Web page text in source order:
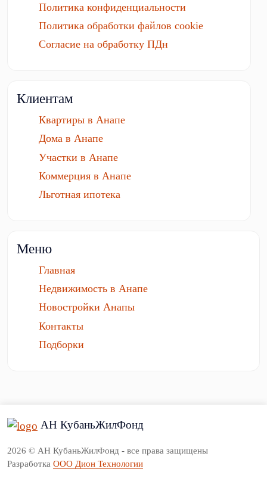
Политика конфиденциальности
Политика обработки файлов cookie
Согласие на обработку ПДн
Клиентам
Квартиры в Анапе
Дома в Анапе
Участки в Анапе
Коммерция в Анапе
Льготная ипотека
Меню
Главная
Недвижимость в Анапе
Новостройки Анапы
Контакты
Подборки
АН КубаньЖилФонд
2026 © АН КубаньЖилФонд - все права защищены
Разработка ООО Дион Технологии